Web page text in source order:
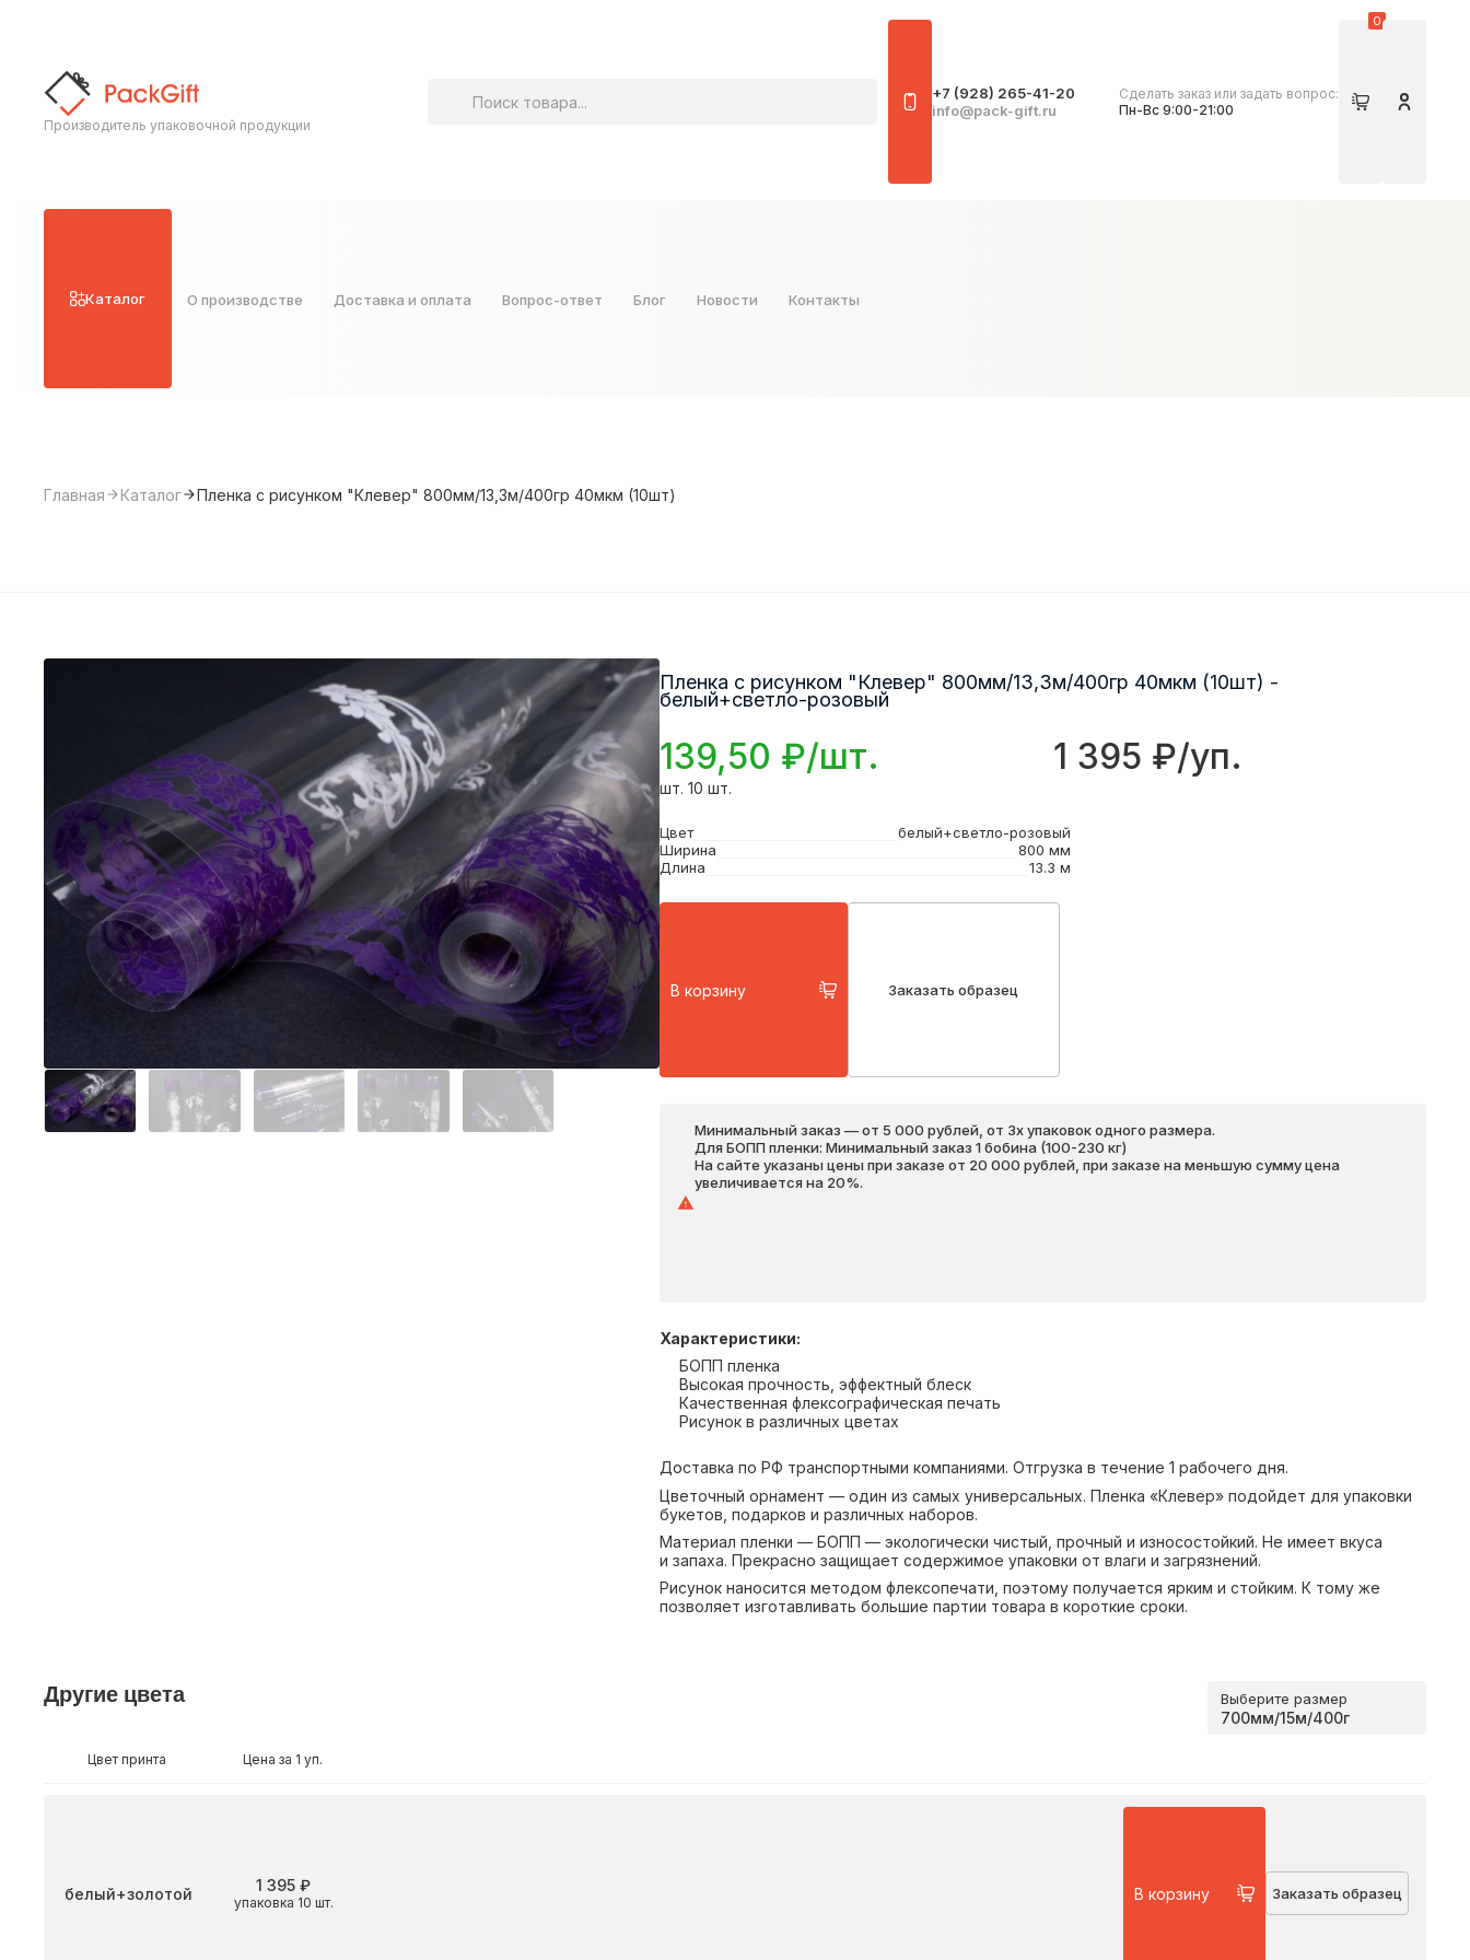
Производитель упаковочной продукции
+7 (928) 265-41-20
info@pack-gift.ru
Сделать заказ или задать вопрос:
Пн-Вс 9:00-21:00
Корзина
0
Личный
Каталог О производстве Доставка и оплата Вопрос-ответ Блог Новости Контакты
Главная Каталог Пленка с рисунком "Клевер" 800мм/13,3м/400гр 40мкм (10шт)
Пленка с рисунком "Клевер" 800мм/13,3м/400гр 40мкм (10шт) -
белый+светло-розовый
139,50 ₽/шт. 1 395 ₽/уп.
шт. 10 шт.
Цвет
белый+светло-розовый
Ширина
800 мм
Длина
13.3 м
В корзину Заказать образец
Минимальный заказ — от 5 000 рублей, от 3х упаковок одного размера.
Для БОПП пленки: Минимальный заказ 1 бобина (100-230 кг)
На сайте указаны цены при заказе от 20 000 рублей, при заказе на меньшую сумму цена
увеличивается на 20%.
Характеристики:
БОПП пленка
Высокая прочность, эффектный блеск
Качественная флексографическая печать
Рисунок в различных цветах
Доставка по РФ транспортными компаниями. Отгрузка в течение 1 рабочего дня.
Цветочный орнамент — один из самых универсальных. Пленка «Клевер» подойдет для упаковки
букетов, подарков и различных наборов.
Материал пленки — БОПП — экологически чистый, прочный и износостойкий. Не имеет вкуса
и запаха. Прекрасно защищает содержимое упаковки от влаги и загрязнений.
Рисунок наносится методом флексопечати, поэтому получается ярким и стойким. К тому же
позволяет изготавливать большие партии товара в короткие сроки.
Другие цвета Выберите размер
Цвет принта Цена за 1 уп.
Цвет
белый+золотой упаковка 10 шт.
1 395 ₽ В корзину Заказать образец